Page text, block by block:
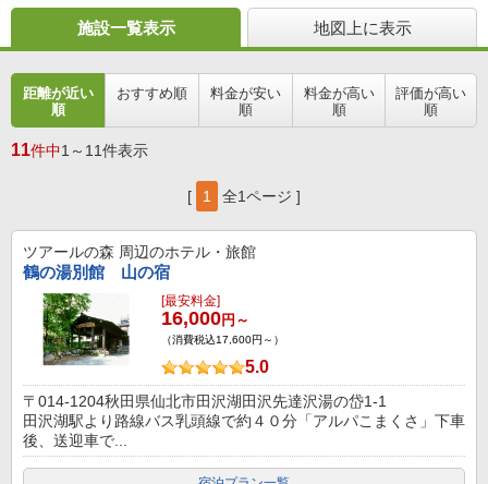
施設一覧表示 地図上に表示
距離が近い
順
おすすめ順
料金が安い
順
料金が高い
順
評価が高い
順
11件中1～11件表示
[ 1 全1ページ ]
ツアールの森 周辺のホテル・旅館
鶴の湯別館 山の宿
[最安料金]
16,000円～
（消費税込17,600円～）
5.0
〒014-1204秋田県仙北市田沢湖田沢先達沢湯の岱1-1
田沢湖駅より路線バス乳頭線で約４０分「アルパこまくさ」下車
後、送迎車で...